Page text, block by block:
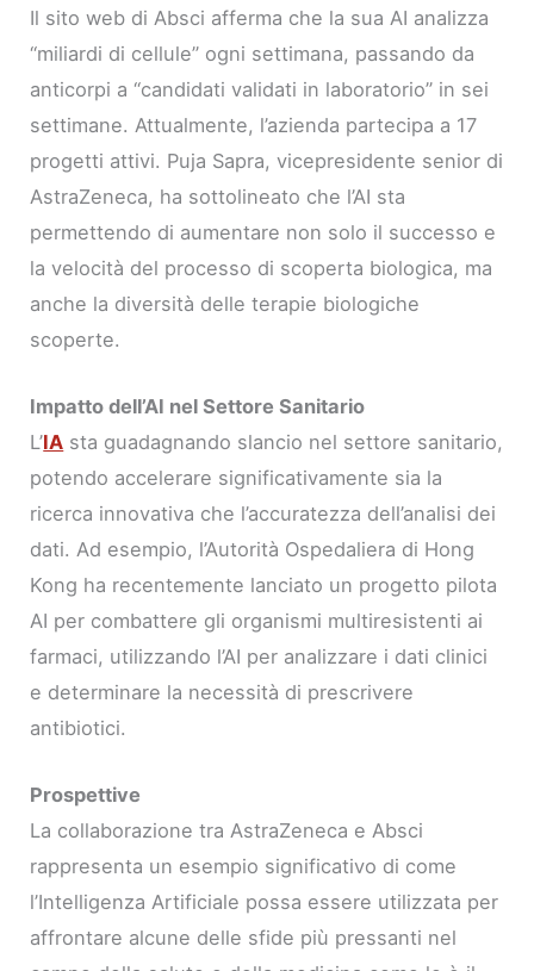
Il sito web di Absci afferma che la sua AI analizza
“miliardi di cellule” ogni settimana, passando da
anticorpi a “candidati validati in laboratorio” in sei
settimane. Attualmente, l’azienda partecipa a 17
progetti attivi. Puja Sapra, vicepresidente senior di
AstraZeneca, ha sottolineato che l’AI sta
permettendo di aumentare non solo il successo e
la velocità del processo di scoperta biologica, ma
anche la diversità delle terapie biologiche
scoperte.
Impatto dell’AI nel Settore Sanitario
L’IA sta guadagnando slancio nel settore sanitario,
potendo accelerare significativamente sia la
ricerca innovativa che l’accuratezza dell’analisi dei
dati. Ad esempio, l’Autorità Ospedaliera di Hong
Kong ha recentemente lanciato un progetto pilota
AI per combattere gli organismi multiresistenti ai
farmaci, utilizzando l’AI per analizzare i dati clinici
e determinare la necessità di prescrivere
antibiotici.
Prospettive
La collaborazione tra AstraZeneca e Absci
rappresenta un esempio significativo di come
l’Intelligenza Artificiale possa essere utilizzata per
affrontare alcune delle sfide più pressanti nel